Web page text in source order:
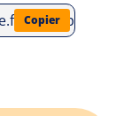
index.php/
Copier